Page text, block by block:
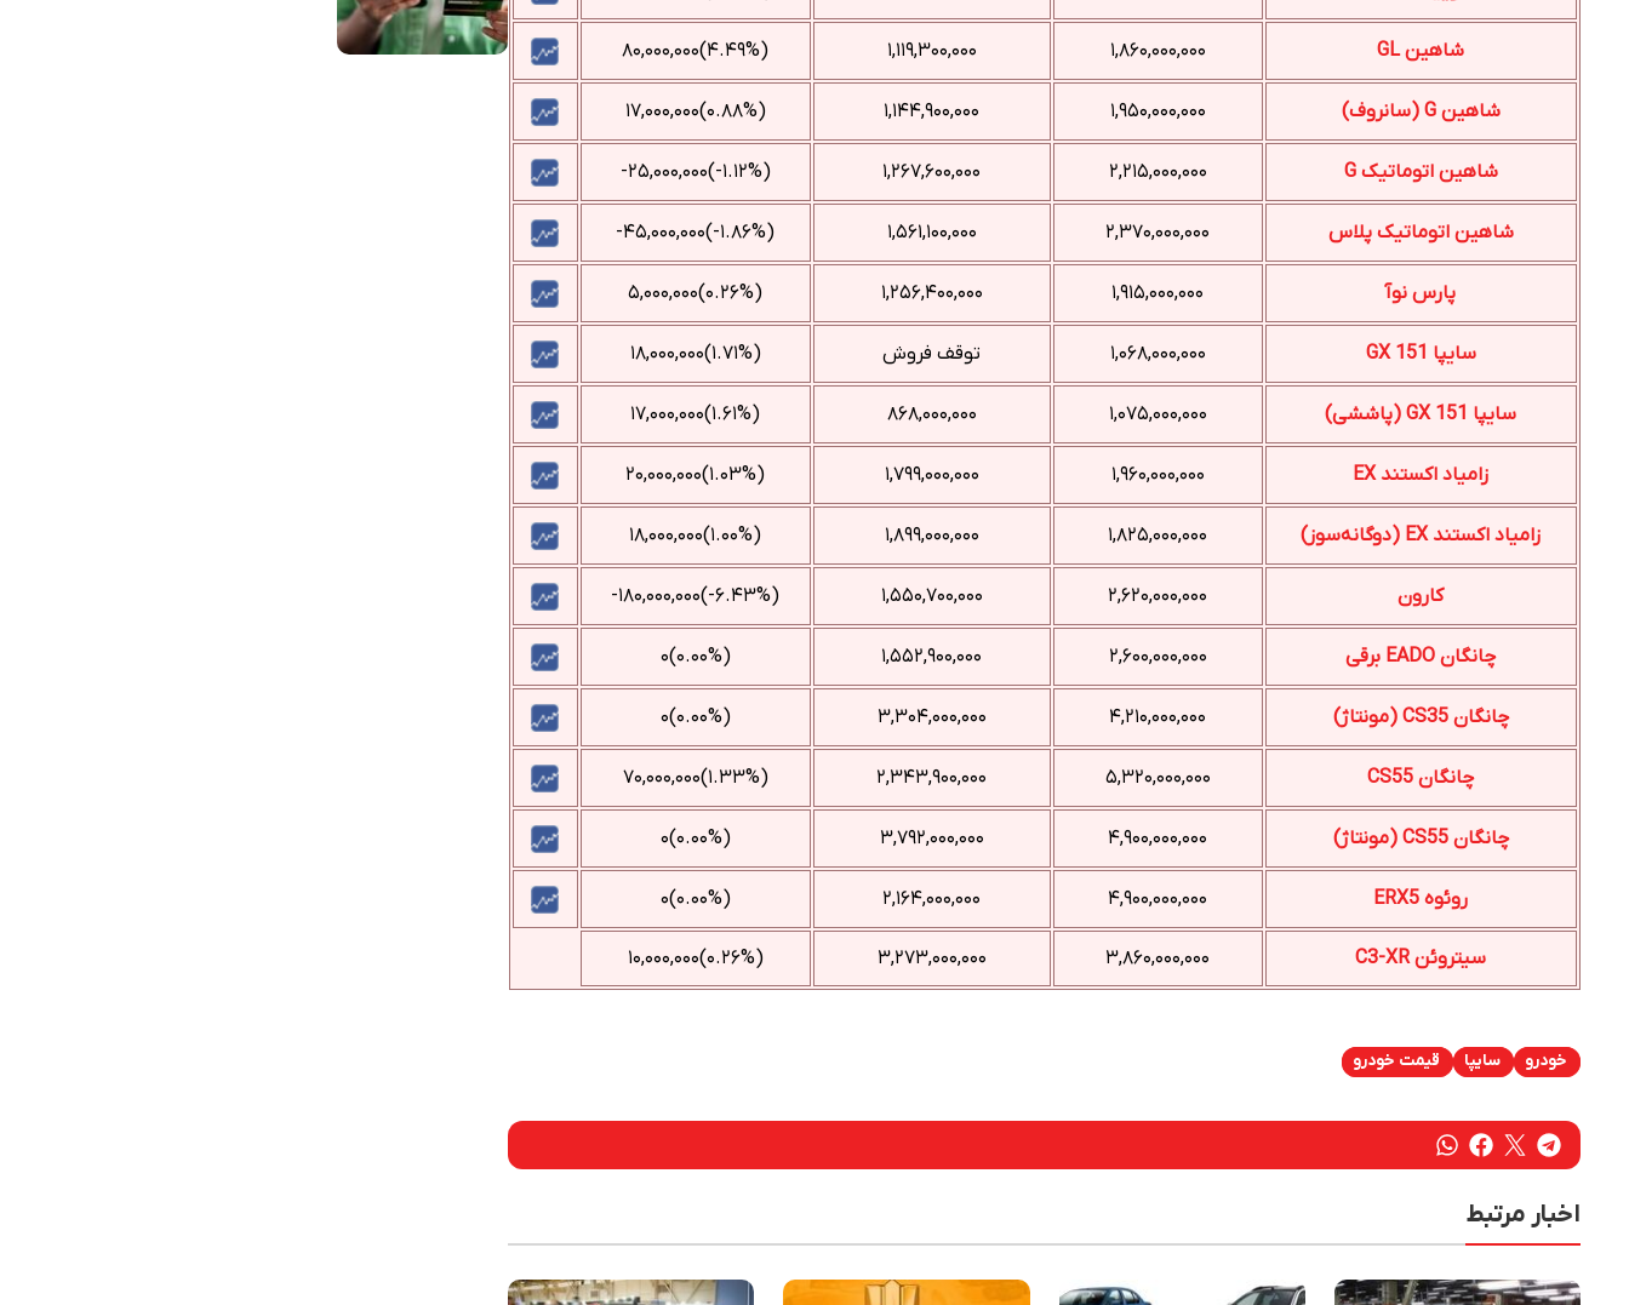
شاهین GL ۱,۸۶۰,۰۰۰,۰۰۰ ۱,۱۱۹,۳۰۰,۰۰۰ (‎۴.۴۹%‌)‎۸۰,۰۰۰,۰۰۰‌
شاهین G (سانروف) ۱,۹۵۰,۰۰۰,۰۰۰ ۱,۱۴۴,۹۰۰,۰۰۰ (‎۰.۸۸%‌)‎۱۷,۰۰۰,۰۰۰‌
شاهین اتوماتیک G ۲,۲۱۵,۰۰۰,۰۰۰ ۱,۲۶۷,۶۰۰,۰۰۰ (‎-۱.۱۲%‌)‎-۲۵,۰۰۰,۰۰۰‌
شاهین اتوماتیک پلاس ۲,۳۷۰,۰۰۰,۰۰۰ ۱,۵۶۱,۱۰۰,۰۰۰ (‎-۱.۸۶%‌)‎-۴۵,۰۰۰,۰۰۰‌
پارس نوآ ۱,۹۱۵,۰۰۰,۰۰۰ ۱,۲۵۶,۴۰۰,۰۰۰ (‎۰.۲۶%‌)‎۵,۰۰۰,۰۰۰‌
سایپا 151 GX ۱,۰۶۸,۰۰۰,۰۰۰ توقف فروش (‎۱.۷۱%‌)‎۱۸,۰۰۰,۰۰۰‌
سایپا 151 GX (پاششی) ۱,۰۷۵,۰۰۰,۰۰۰ ۸۶۸,۰۰۰,۰۰۰ (‎۱.۶۱%‌)‎۱۷,۰۰۰,۰۰۰‌
زامیاد اکستند EX ۱,۹۶۰,۰۰۰,۰۰۰ ۱,۷۹۹,۰۰۰,۰۰۰ (‎۱.۰۳%‌)‎۲۰,۰۰۰,۰۰۰‌
زامیاد اکستند EX (دوگانه‌سوز) ۱,۸۲۵,۰۰۰,۰۰۰ ۱,۸۹۹,۰۰۰,۰۰۰ (‎۱.۰۰%‌)‎۱۸,۰۰۰,۰۰۰‌
کارون ۲,۶۲۰,۰۰۰,۰۰۰ ۱,۵۵۰,۷۰۰,۰۰۰ (‎-۶.۴۳%‌)‎-۱۸۰,۰۰۰,۰۰۰‌
چانگان EADO برقی ۲,۶۰۰,۰۰۰,۰۰۰ ۱,۵۵۲,۹۰۰,۰۰۰ (۰.۰۰%)۰
چانگان CS35 (مونتاژ) ۴,۲۱۰,۰۰۰,۰۰۰ ۳,۳۰۴,۰۰۰,۰۰۰ (۰.۰۰%)۰
چانگان CS55 ۵,۳۲۰,۰۰۰,۰۰۰ ۲,۳۴۳,۹۰۰,۰۰۰ (‎۱.۳۳%‌)‎۷۰,۰۰۰,۰۰۰‌
چانگان CS55 (مونتاژ) ۴,۹۰۰,۰۰۰,۰۰۰ ۳,۷۹۲,۰۰۰,۰۰۰ (۰.۰۰%)۰
روئوه ERX5 ۴,۹۰۰,۰۰۰,۰۰۰ ۲,۱۶۴,۰۰۰,۰۰۰ (۰.۰۰%)۰
سیتروئن C3-XR ۳,۸۶۰,۰۰۰,۰۰۰ ۳,۲۷۳,۰۰۰,۰۰۰ (‎۰.۲۶%‌)‎۱۰,۰۰۰,۰۰۰‌
خودرو سایپا قیمت خودرو
اخبار مرتبط